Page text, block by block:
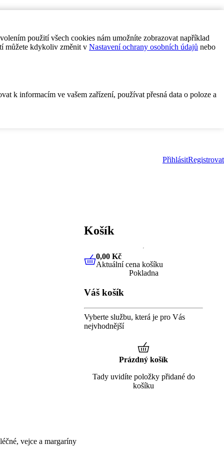
použití všech cookies nám umožníte zobrazovat například
můžete kdykoliv změnit v Nastavení ochrany osobních údajů nebo
k informacím ve vašem zařízení, používat přesná data o poloze a
PřihlásitRegistrovat
vejce a margaríny
Košík
0,00 KčAktuální cena košíku
0,00 Kč
Aktuální cena košíku
Pokladna
Váš košík
Vyberte službu, která je pro Vás
nejvhodnější
Prázdný košík
Tady uvidíte položky přidané do
košíku